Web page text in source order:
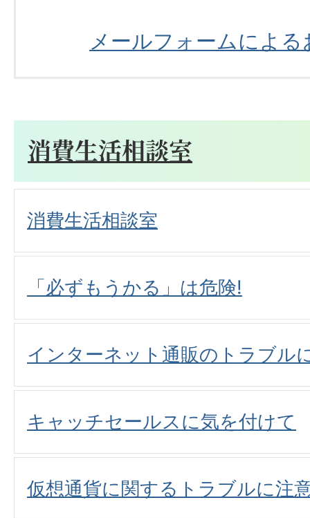
メールフォームによ
消費生活相談室
消費生活相談室
「必ずもうかる」は危険!
インターネット通販のトラブル
キャッチセールスに気を付けて
仮想通貨に関するトラブルに注